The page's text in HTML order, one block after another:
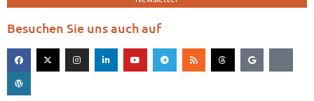
Besuchen Sie uns auch auf